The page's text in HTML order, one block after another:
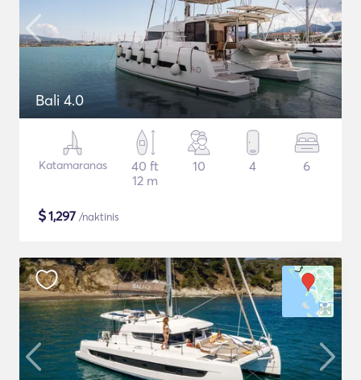
Bali 4.0
Katamaranas
40 ft
12 m
10 4 6
$1,297 /naktinis